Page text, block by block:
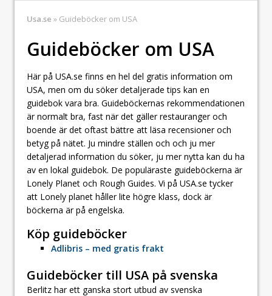
Usa.se » Guideböcker om USA
Guideböcker om USA
Här på USA.se finns en hel del gratis information om
USA, men om du söker detaljerade tips kan en
guidebok vara bra. Guideböckernas rekommendationen
är normalt bra, fast när det gäller restauranger och
boende är det oftast bättre att läsa recensioner och
betyg på nätet. Ju mindre ställen och och ju mer
detaljerad information du söker, ju mer nytta kan du ha
av en lokal guidebok. De populäraste guideböckerna är
Lonely Planet och Rough Guides. Vi på USA.se tycker
att Lonely planet håller lite högre klass, dock är
böckerna är på engelska.
Köp guideböcker
Adlibris – med gratis frakt
Guideböcker till USA på svenska
Berlitz har ett ganska stort utbud av svenska